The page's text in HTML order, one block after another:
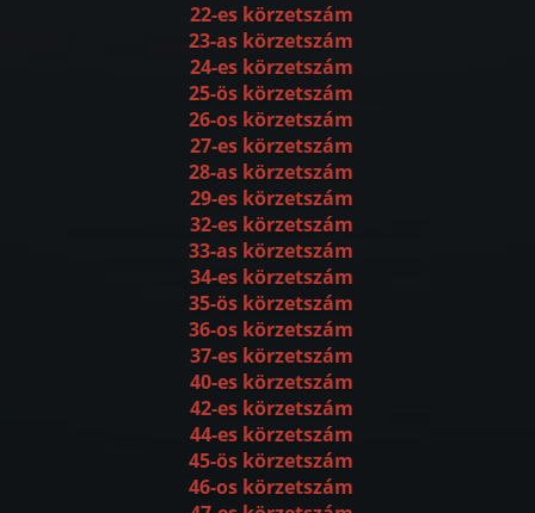
22-es körzetszám
23-as körzetszám
24-es körzetszám
25-ös körzetszám
26-os körzetszám
27-es körzetszám
28-as körzetszám
29-es körzetszám
32-es körzetszám
33-as körzetszám
34-es körzetszám
35-ös körzetszám
36-os körzetszám
37-es körzetszám
40-es körzetszám
42-es körzetszám
44-es körzetszám
45-ös körzetszám
46-os körzetszám